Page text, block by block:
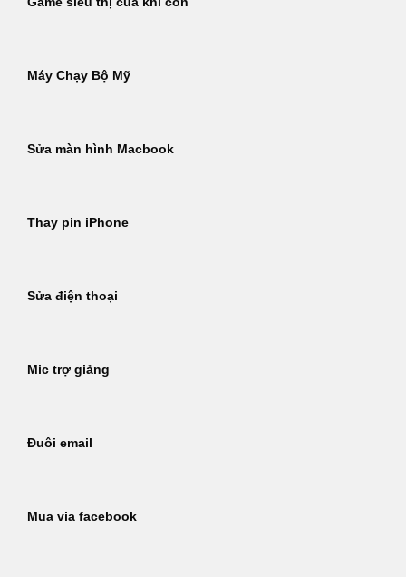
Máy Chạy Bộ Mỹ
Sửa màn hình Macbook
Thay pin iPhone
Sửa điện thoại
Mic trợ giảng
Đuôi email
Mua via facebook